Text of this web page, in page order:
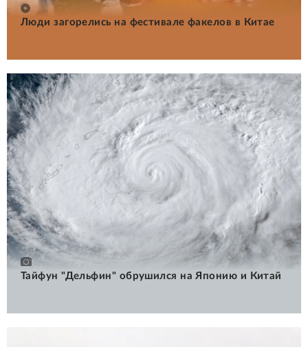
Люди загорелись на фестивале факелов в Китае
Тайфун "Дельфин" обрушился на Японию и Китай